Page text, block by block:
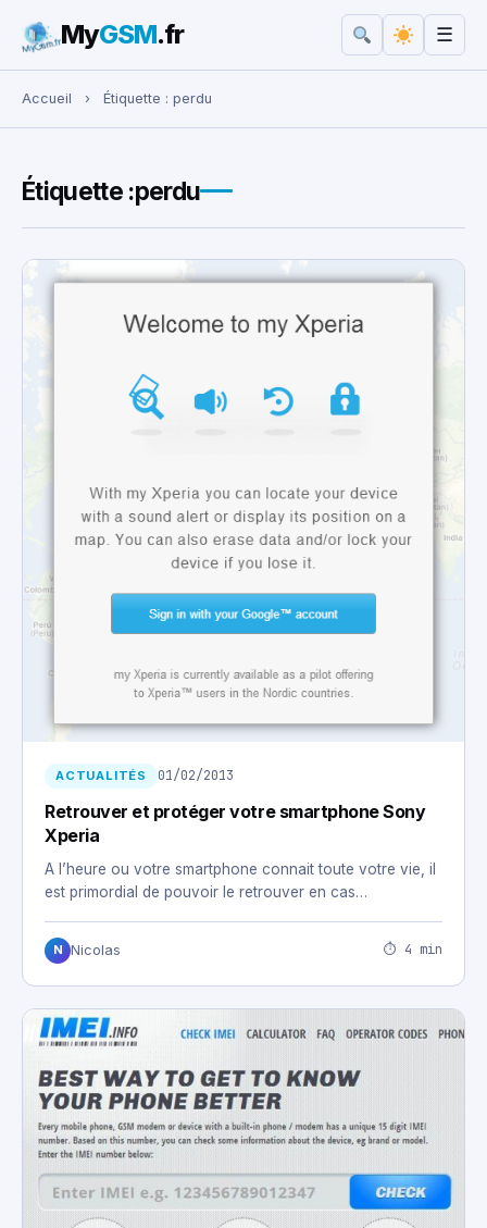
Rechercher :
MyGSM.fr ☰
Accueil › Étiquette : perdu
Étiquette :perdu
ACTUALITÉS 01/02/2013
Retrouver et protéger votre smartphone Sony
Xperia
A l’heure ou votre smartphone connait toute votre vie, il
est primordial de pouvoir le retrouver en cas…
N Nicolas ⏱ 4 min